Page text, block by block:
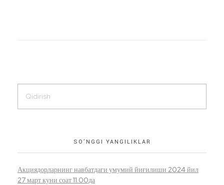
SO’NGGI YANGILIKLAR
Акциядорларнинг навбатдаги умумий йиғилиши 2024 йил
27 март куни соат 11.00да